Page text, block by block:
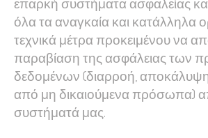
όλα τα αναγκαία και κατάλληλα
τεχνικά μέτρα προκειμένου να
παραβίαση της ασφάλειας των
δεδομένων (διαρροή,
από μη δικαιούμενα πρόσωπα)
συστήματά μας.